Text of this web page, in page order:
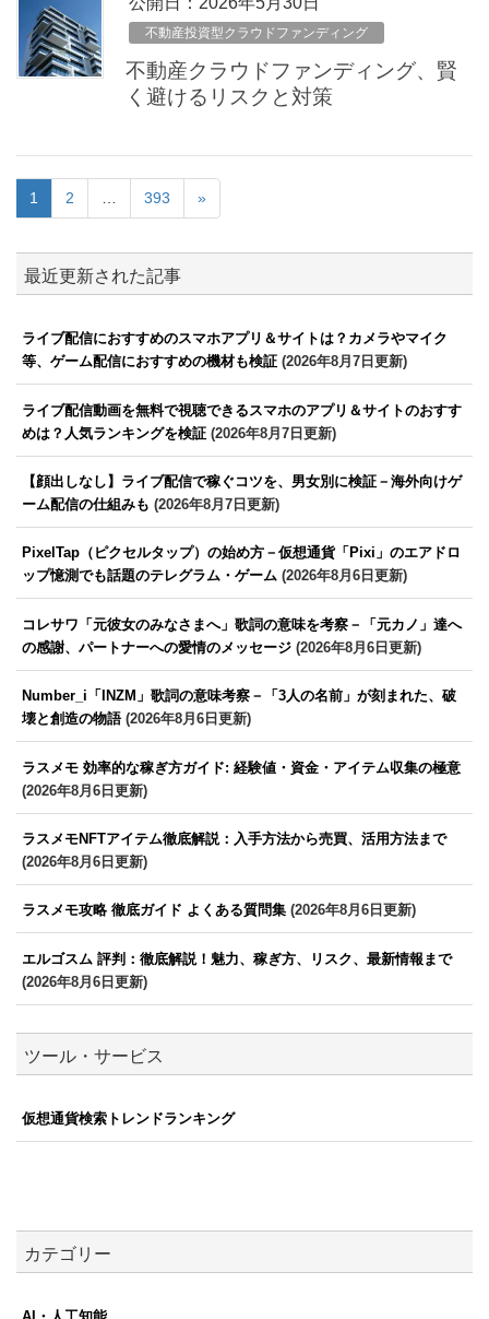
不動産投資型クラウドファンディング
不動産クラウドファンディング、賢
く避けるリスクと対策
1 2 393 »
最近更新された記事
ライブ配信におすすめのスマホアプリ＆サイトは？カメラやマイク
等、ゲーム配信におすすめの機材も検証 (2026年8月7日更新)
ライブ配信動画を無料で視聴できるスマホのアプリ＆サイトのおすす
めは？人気ランキングを検証 (2026年8月7日更新)
【顔出しなし】ライブ配信で稼ぐコツを、男女別に検証－海外向けゲ
ーム配信の仕組みも (2026年8月7日更新)
PixelTap（ピクセルタップ）の始め方－仮想通貨「Pixi」のエアドロ
ップ憶測でも話題のテレグラム・ゲーム (2026年8月6日更新)
コレサワ「元彼女のみなさまへ」歌詞の意味を考察－「元カノ」達へ
の感謝、パートナーへの愛情のメッセージ (2026年8月6日更新)
Number_i「INZM」歌詞の意味考察－「3人の名前」が刻まれた、破
壊と創造の物語(2026年8月6日更新)
ラスメモ 効率的な稼ぎ方ガイド: 経験値・資金・アイテム収集の極意
(2026年8月6日更新)
ラスメモNFTアイテム徹底解説：入手方法から売買、活用方法まで
(2026年8月6日更新)
ラスメモ攻略 徹底ガイド よくある質問集 (2026年8月6日更新)
エルゴスム 評判：徹底解説！魅力、稼ぎ方、リスク、最新情報まで
(2026年8月6日更新)
ツール・サービス
仮想通貨検索トレンドランキング
カテゴリー